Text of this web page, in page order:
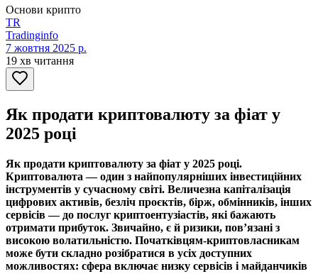
Основи крипто
TR
Tradinginfo
7 жовтня 2025 р.
19 хв читання
Як продати криптовалюту за фіат у
2025 році
Як продати криптовалюту за фіат у 2025 році.
Криптовалюта — один з найпопулярніших інвестиційних
інструментів у сучасному світі. Величезна капіталізація
цифрових активів, безліч проєктів, бірж, обмінників, інших
сервісів — до послуг криптоентузіастів, які бажають
отримати прибуток. Звичайно, є й ризики, пов’язані з
високою волатильністю. Початківцям-криптовласникам
може бути складно розібратися в усіх доступних
можливостях: сфера включає низку сервісів і майданчиків